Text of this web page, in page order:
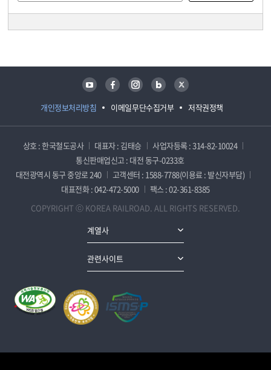
개인정보처리방침 이메일무단수집거부 저작권정책
유튜브 페이스북 인스타그램 블로그 트위터
상호 : 한국철도공사 대표자 : 김태승
사업자등록 : 314-82-10024
통신판매업신고 : 대전 동구-0233호
대전광역시 동구 중앙로 240
고객센터 : 1588-7788(이용료 : 발신자부담)
대표전화 : 042-472-5000
팩스 : 02-361-8385
COPYRIGHT ⓒ KOREA RAILROAD. ALL RIGHTS RESERVED.
계열사
관련사이트